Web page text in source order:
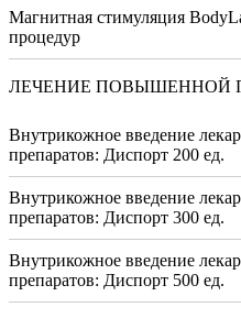
Магнитная стимуляция
процедур
ЛЕЧЕНИЕ ПОВЫШЕННОЙ
Внутрикожное введение
препаратов: Диспорт 200 ед.
Внутрикожное введение
препаратов: Диспорт 300 ед.
Внутрикожное введение
препаратов: Диспорт 500 ед.